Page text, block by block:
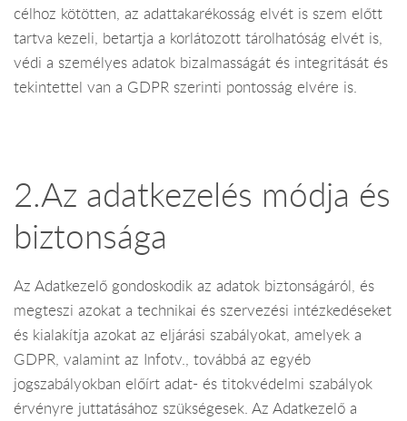
célhoz kötötten, az adattakarékosság elvét is szem előtt
tartva kezeli, betartja a korlátozott tárolhatóság elvét is,
védi a személyes adatok bizalmasságát és integritását és
tekintettel van a GDPR szerinti pontosság elvére is.
2.Az adatkezelés módja és
biztonsága
Az Adatkezelő gondoskodik az adatok biztonságáról, és
megteszi azokat a technikai és szervezési intézkedéseket
és kialakítja azokat az eljárási szabályokat, amelyek a
GDPR, valamint az Infotv., továbbá az egyéb
jogszabályokban előírt adat- és titokvédelmi szabályok
érvényre juttatásához szükségesek. Az Adatkezelő a